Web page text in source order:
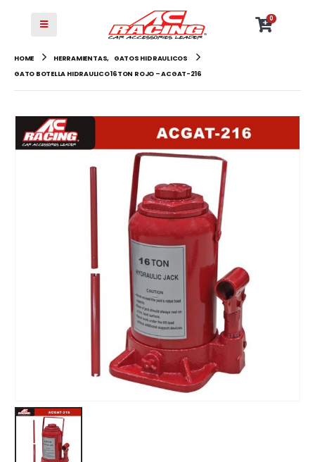
0
HOME HERRAMIENTAS,
GATOS HIDRAULICOS
GATO BOTELLA HIDRAULICO 16TON ROJO – ACGAT-216